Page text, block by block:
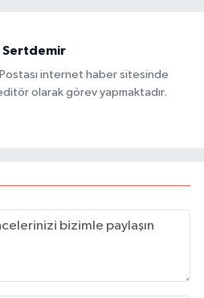
Sertdemir
internet haber sitesinde
olarak görev yapmaktadır.